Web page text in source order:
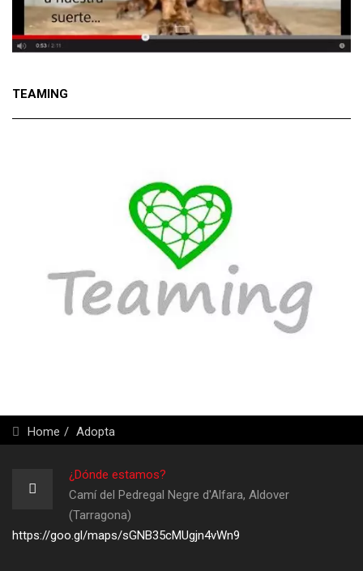
TEAMING
Home Adopta
¿Dónde estamos?
Camí del Pedregal Negre d'Alfara, Aldover
(Tarragona)
https://goo.gl/maps/sGNB35cMUgjn4vWn9